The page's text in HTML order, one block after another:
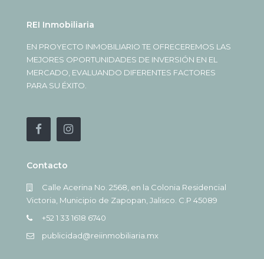
REI Inmobiliaria
EN PROYECTO INMOBILIARIO TE OFRECEREMOS LAS
MEJORES OPORTUNIDADES DE INVERSIÓN EN EL
MERCADO, EVALUANDO DIFERENTES FACTORES
PARA SU ÉXITO.
Contacto
Calle Acerina No. 2568, en la Colonia Residencial
Victoria, Municipio de Zapopan, Jalisco. C.P 45089
+52 1 33 1618 6740
publicidad@reiinmobiliaria.mx